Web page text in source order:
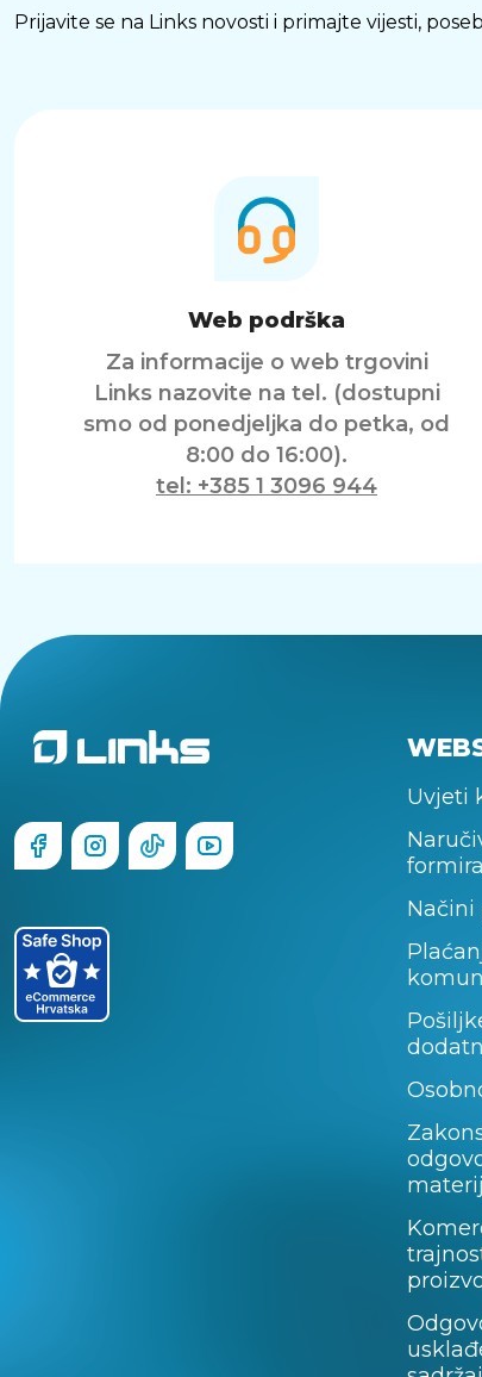
Prijavite se na Links novosti i primajte vijesti,
Web podrška
Za informacije o web trgovini
Links nazovite na tel. (dostupni
smo od ponedjeljka do petka, od
8:00 do 16:00).
tel: +385 1 3096 944
Uvjeti
Načini